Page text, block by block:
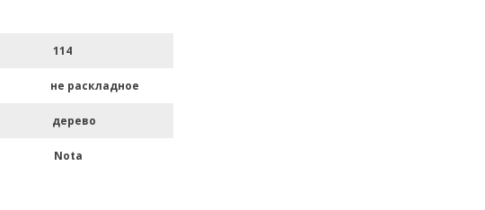
114
не раскладное
дерево
Nota